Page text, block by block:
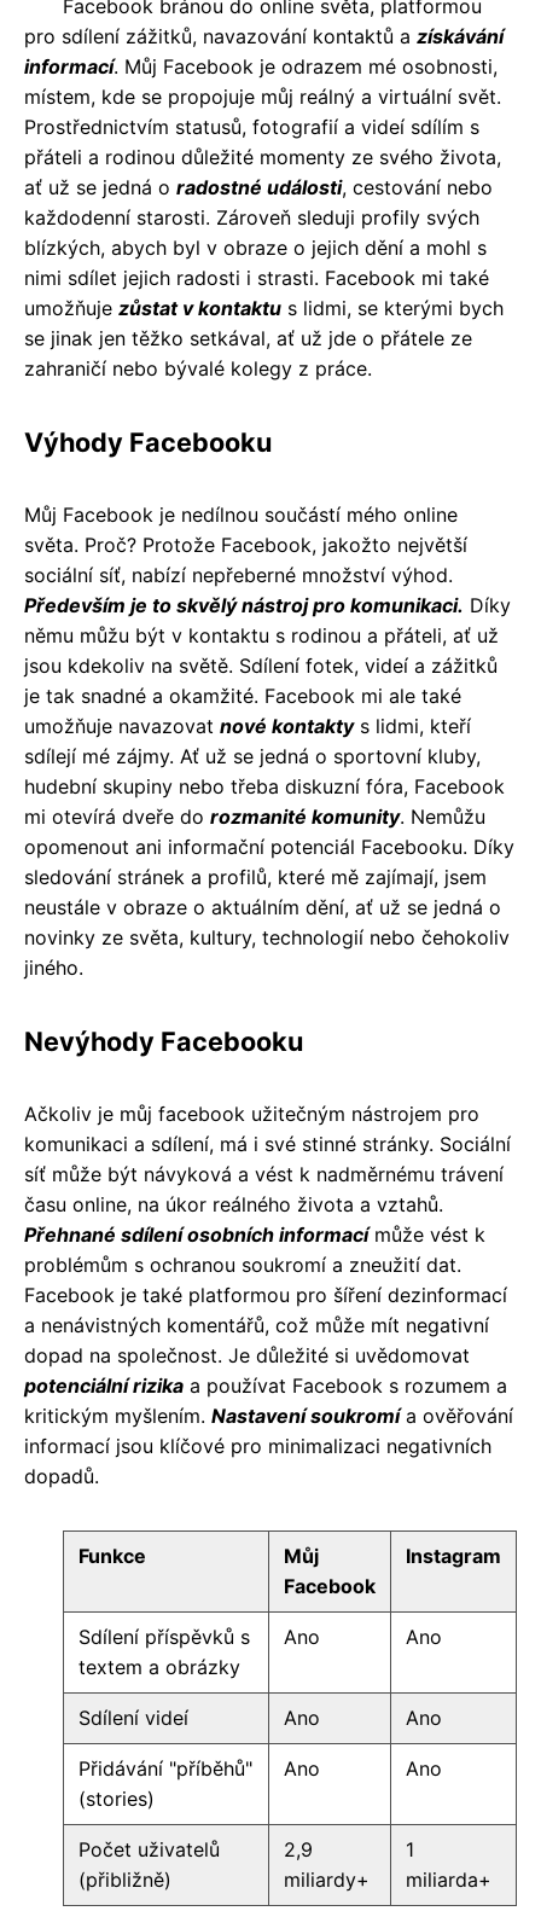
Facebook bránou do online světa, platformou
pro sdílení zážitků, navazování kontaktů a získávání
informací. Můj Facebook je odrazem mé osobnosti,
místem, kde se propojuje můj reálný a virtuální svět.
Prostřednictvím statusů, fotografií a videí sdílím s
přáteli a rodinou důležité momenty ze svého života,
ať už se jedná o radostné události, cestování nebo
každodenní starosti. Zároveň sleduji profily svých
blízkých, abych byl v obraze o jejich dění a mohl s
nimi sdílet jejich radosti i strasti. Facebook mi také
umožňuje zůstat v kontaktu s lidmi, se kterými bych
se jinak jen těžko setkával, ať už jde o přátele ze
zahraničí nebo bývalé kolegy z práce.
Výhody Facebooku
Můj Facebook je nedílnou součástí mého online
světa. Proč? Protože Facebook, jakožto největší
sociální síť, nabízí nepřeberné množství výhod.
Především je to skvělý nástroj pro komunikaci. Díky
němu můžu být v kontaktu s rodinou a přáteli, ať už
jsou kdekoliv na světě. Sdílení fotek, videí a zážitků
je tak snadné a okamžité. Facebook mi ale také
umožňuje navazovat nové kontaktys lidmi, kteří
sdílejí mé zájmy. Ať už se jedná o sportovní kluby,
hudební skupiny nebo třeba diskuzní fóra, Facebook
mi otevírá dveře do rozmanité komunity. Nemůžu
opomenout ani informační potenciál Facebooku. Díky
sledování stránek a profilů, které mě zajímají, jsem
neustále v obraze o aktuálním dění, ať už se jedná o
novinky ze světa, kultury, technologií nebo čehokoliv
jiného.
Nevýhody Facebooku
Ačkoliv je můj facebook užitečným nástrojem pro
komunikaci a sdílení, má i své stinné stránky. Sociální
síť může být návyková a vést k nadměrnému trávení
času online, na úkor reálného života a vztahů.
Přehnané sdílení osobních informacímůže vést k
problémům s ochranou soukromí a zneužití dat.
Facebook je také platformou pro šíření dezinformací
a nenávistných komentářů, což může mít negativní
dopad na společnost. Je důležité si uvědomovat
potenciální rizika a používat Facebook s rozumem a
kritickým myšlením. Nastavení soukromía ověřování
informací jsou klíčové pro minimalizaci negativních
dopadů.
Funkce
Můj
Facebook
Instagram
Sdílení příspěvků s
textem a obrázky
Ano Ano
Sdílení videí Ano Ano
Přidávání "příběhů"
(stories)
Ano Ano
Počet uživatelů
(přibližně)
2,9
miliardy+
1
miliarda+